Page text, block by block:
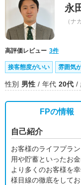
永
（ナ
高評価レビュー 3件
接客態度がいい 雰囲気
性別 男性 年代 20代
FPの情報
自己紹介
お客様のライフプラ
用や貯蓄といったお
より多くのお客様を
様目線の徹底をしてお